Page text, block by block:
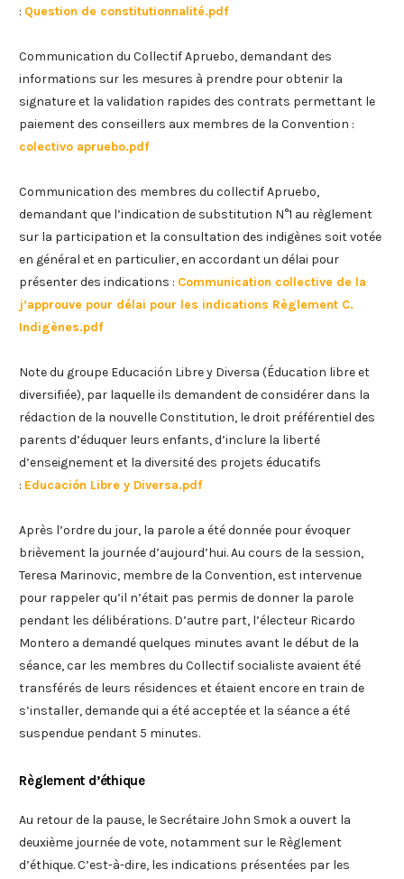
: Question de constitutionnalité.pdf
Communication du Collectif Apruebo, demandant des
informations sur les mesures à prendre pour obtenir la
signature et la validation rapides des contrats permettant le
paiement des conseillers aux membres de la Convention :
colectivo apruebo.pdf
Communication des membres du collectif Apruebo,
demandant que l’indication de substitution N°1 au règlement
sur la participation et la consultation des indigènes soit votée
en général et en particulier, en accordant un délai pour
présenter des indications : Communication collective de la
j’approuve pour délai pour les indications Règlement C.
Indigènes.pdf
Note du groupe Educación Libre y Diversa (Éducation libre et
diversifiée), par laquelle ils demandent de considérer dans la
rédaction de la nouvelle Constitution, le droit préférentiel des
parents d’éduquer leurs enfants, d’inclure la liberté
d’enseignement et la diversité des projets éducatifs
: Educación Libre y Diversa.pdf
Après l’ordre du jour, la parole a été donnée pour évoquer
brièvement la journée d’aujourd’hui. Au cours de la session,
Teresa Marinovic, membre de la Convention, est intervenue
pour rappeler qu’il n’était pas permis de donner la parole
pendant les délibérations. D’autre part, l’électeur Ricardo
Montero a demandé quelques minutes avant le début de la
séance, car les membres du Collectif socialiste avaient été
transférés de leurs résidences et étaient encore en train de
s’installer, demande qui a été acceptée et la séance a été
suspendue pendant 5 minutes.
Règlement d’éthique
Au retour de la pause, le Secrétaire John Smok a ouvert la
deuxième journée de vote, notamment sur le Règlement
d’éthique. C’est-à-dire, les indications présentées par les